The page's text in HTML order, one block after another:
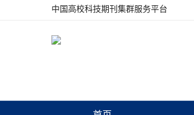
中国高校科技期刊集群服务平台